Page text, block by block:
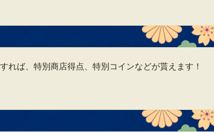
れば、特別商店得点、特別コインなどが貰えます！